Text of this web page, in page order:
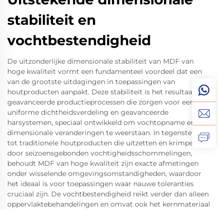
stabiliteit en
vochtbestendigheid
De uitzonderlijke dimensionale stabiliteit van MDF van
hoge kwaliteit vormt een fundamenteel voordeel dat een
van de grootste uitdagingen in toepassingen van
houtproducten aanpakt. Deze stabiliteit is het resultaat van
geavanceerde productieprocessen die zorgen voor een
uniforme dichtheidsverdeling en geavanceerde
harsystemen, speciaal ontwikkeld om vochtopname en
dimensionale veranderingen te weerstaan. In tegenstelling
tot traditionele houtproducten die uitzetten en krimpen
door seizoensgebonden vochtigheidsschommelingen,
behoudt MDF van hoge kwaliteit zijn exacte afmetingen
onder wisselende omgevingsomstandigheden, waardoor
het ideaal is voor toepassingen waar nauwe toleranties
cruciaal zijn. De vochtbestendigheid reikt verder dan alleen
oppervlaktebehandelingen en omvat ook het kernmateriaal